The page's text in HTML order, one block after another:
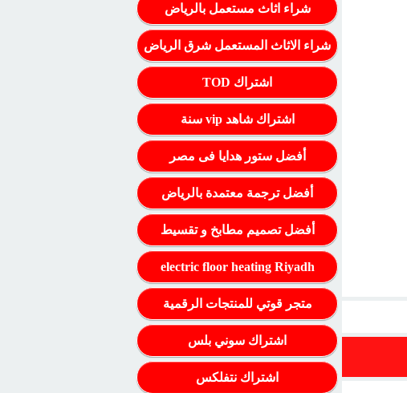
شراء اثاث مستعمل بالرياض
شراء الاثاث المستعمل شرق الرياض
اشتراك TOD
اشتراك شاهد vip سنة
أفضل ستور هدايا فى مصر
أفضل ترجمة معتمدة بالرياض
أفضل تصميم مطابخ و تقسيط
electric floor heating Riyadh
متجر قوتي للمنتجات الرقمية
اشتراك سوني بلس
اشتراك نتفلكس